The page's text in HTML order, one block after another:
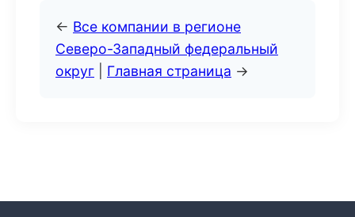
← Все компании в регионе
Северо-Западный федеральный
округ
Главная страница →